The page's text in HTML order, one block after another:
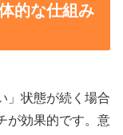
的な仕組み
」状態が続く場合
が効果的です。意